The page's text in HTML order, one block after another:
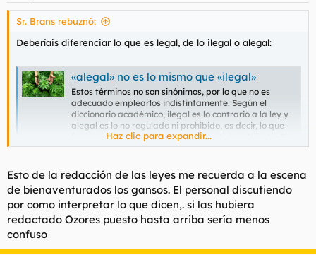
Sr. Brans rebuznó:
Deberíais diferenciar lo que es legal, de lo ilegal o alegal:
«alegal» no es lo mismo que «ilegal»
Estos términos no son sinónimos, por lo que no es
adecuado emplearlos indistintamente. Según el
diccionario académico, ilegal es lo contrario a la ley y
alegal es lo no regulado ni prohibido, es decir, lo que
funciona sin haber sido reglamentado legalmente. Sin
embargo, en lo medios de...
El problema de este galimatías es, por un lado, que el cultivo de
autoconsumo no está verdaderamente regulado y por otro la
mierda de ley de seguridad ciudadana que introdujo en su
redacción la gilipollez esa de "lugares visibles al público" que a
parte de subjetivo, y al no estar regulado en ningún otro lugar
Haz clic para expandir...
Esto de la redacción de las leyes me recuerda a la escena
de bienaventurados los gansos. El personal discutiendo
por como interpretar lo que dicen,. si las hubiera
redactado Ozores puesto hasta arriba sería menos
confuso